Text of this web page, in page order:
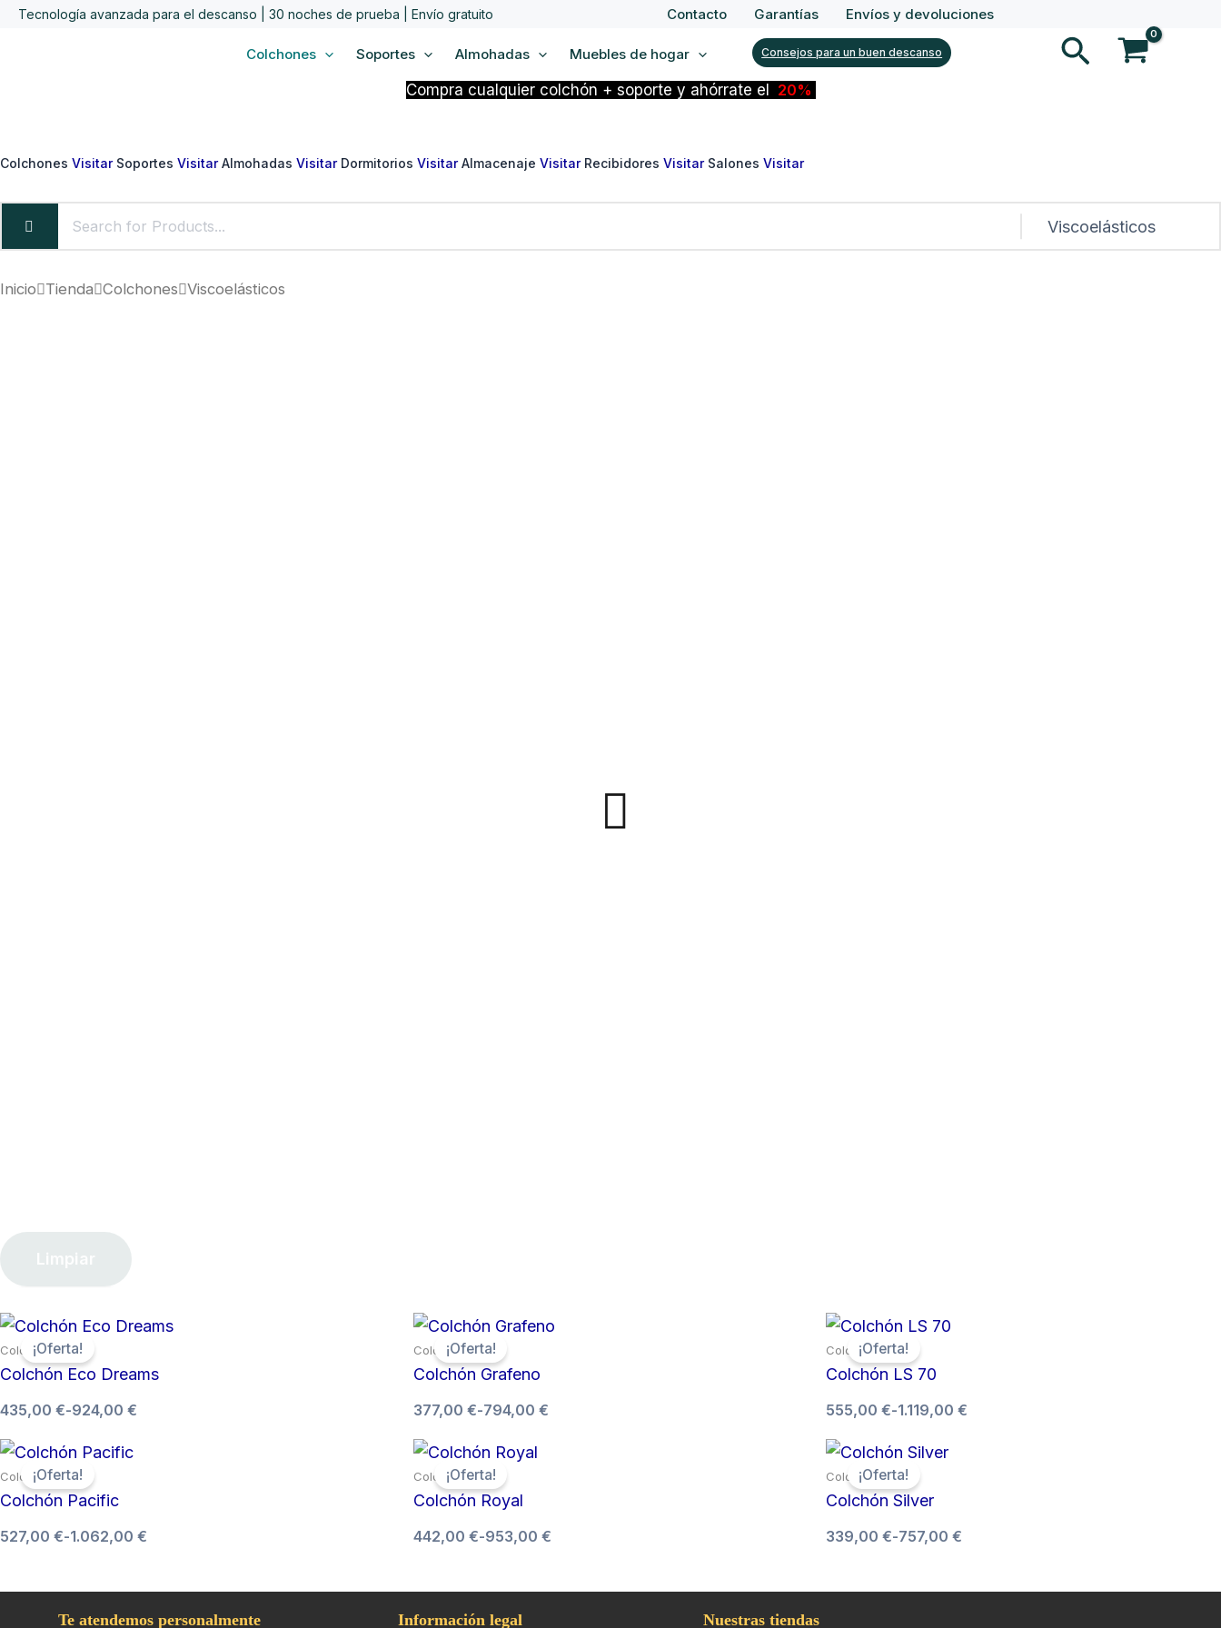
Tecnología avanzada para el descanso | 30 noches de prueba | Envío gratuito Contacto Garantías Envíos y devoluciones
Colchones Soportes Almohadas Muebles de hogar Consejos para un buen descanso Buscar
Compra cualquier colchón + soporte y ahórrate el 20%
Colchones Visitar Soportes VisitarAlmohadas Visitar Dormitorios VisitarAlmacenaje Visitar Recibidores Visitar Salones Visitar
Inicio Tienda Colchones Viscoelásticos
Colchones
Colchón Eco Dreams
435,00 €-924,00 €
Rango
de
precios:
desde
435,00 €
hasta
924,00 €
¡Oferta! Colchones
Colchón Grafeno
377,00 €-794,00 €
Rango
de
precios:
desde
377,00 €
hasta
794,00 €
¡Oferta! Colchones
Colchón LS 70
555,00€-1.119,00€
Rango
de
precios:
desde
555,00 €
hasta
1.119,00 €
¡Oferta!
Colchones
Colchón Pacific
527,00 €-1.062,00 €
Rango
de
precios:
desde
527,00 €
1.062,00 €
¡Oferta! Colchones
Colchón Royal
442,00 €-953,00 €
Rango
de
precios:
desde
442,00 €
953,00 €
¡Oferta! Colchones
Colchón Silver
339,00€-757,00€
Rango
de
precios:
desde
339,00 €
757,00 €
¡Oferta!
Te atendemos personalmente Información legal Nuestras tiendas